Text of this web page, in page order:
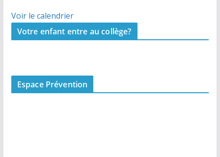
Voir le calendrier
Votre enfant entre au collège?
Espace Prévention